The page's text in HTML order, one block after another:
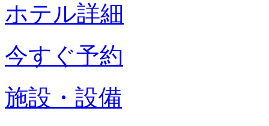
ホテル詳細
今すぐ予約
施設・設備